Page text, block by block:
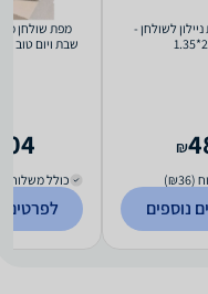
ניילון לשולחן -
₪
נוספים
מפת שולחן
שבת ויום טוב - 140X450 ס"מ
כולל משלוח (₪35)
לפרטים